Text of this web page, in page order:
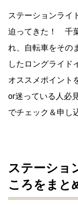
ステーションライ
迫ってきた！ 千
れ、自転車をその
したロングライド
オススメポイント
or迷っている人必
でチェック＆申し
ステーショ
ころをまと